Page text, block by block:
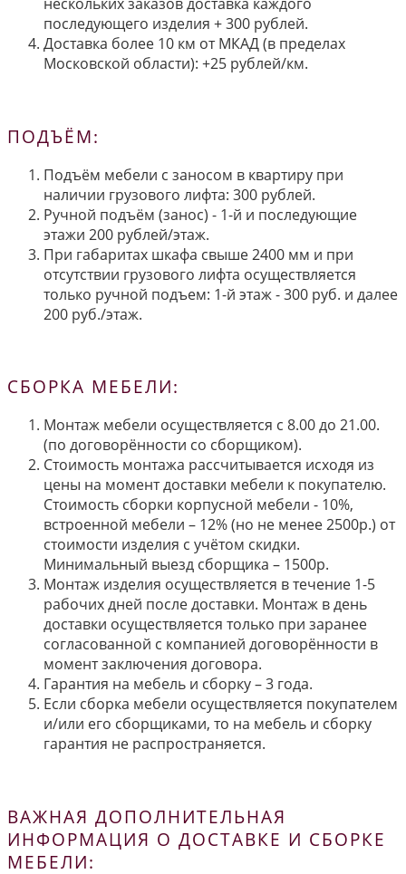
последующего изделия + 300 рублей.
Доставка более 10 км от МКАД (в пределах
Московской области): +25 рублей/км.
ПОДЪЁМ:
Подъём мебели с заносом в квартиру при
наличии грузового лифта: 300 рублей.
Ручной подъём (занос) - 1-й и последующие
этажи 200 рублей/этаж.
При габаритах шкафа свыше 2400 мм и при
отсутствии грузового лифта осуществляется
только ручной подъем: 1-й этаж - 300 руб. и далее
200 руб./этаж.
СБОРКА МЕБЕЛИ:
Монтаж мебели осуществляется с 8.00 до 21.00.
(по договорённости со сборщиком).
Стоимость монтажа рассчитывается исходя из
цены на момент доставки мебели к покупателю.
Стоимость сборки корпусной мебели - 10%,
встроенной мебели – 12% (но не менее 2500р.) от
стоимости изделия с учётом скидки.
Минимальный выезд сборщика – 1500р.
Монтаж изделия осуществляется в течение 1-5
рабочих дней после доставки. Монтаж в день
доставки осуществляется только при заранее
согласованной с компанией договорённости в
момент заключения договора.
Гарантия на мебель и сборку – 3 года.
Если сборка мебели осуществляется покупателем
и/или его сборщиками, то на мебель и сборку
гарантия не распространяется.
ВАЖНАЯ ДОПОЛНИТЕЛЬНАЯ
ИНФОРМАЦИЯ О ДОСТАВКЕ И СБОРКЕ
МЕБЕЛИ: